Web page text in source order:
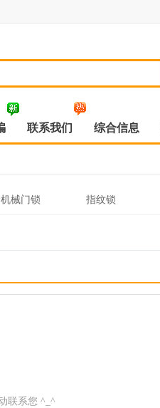
联系我们 综合信息
机械门锁 指纹锁
联系您 ^_^